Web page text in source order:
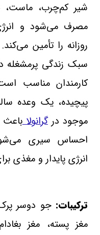
شیر کم‌چرب،
مصرف می‌شود و
روزانه را تأمین
سبک زندگی پرمشغله
کارمندان مناسب
پیچیده، یک وعده
موجود درگرانولاباعث
احساس سیری
انرژی پایدار و مغذی
ترکیبات: جو دوسر
مغز پسته، مغز